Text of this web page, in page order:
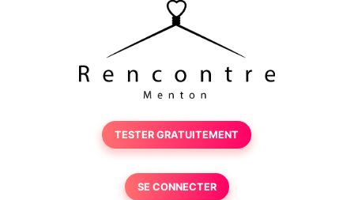
TESTER GRATUITEMENT
SE CONNECTER